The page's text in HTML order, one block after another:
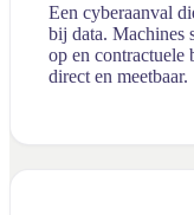
Woordenboek
Over ons Vacatures
NLESCA
Een cyberaanval
bij data. Machines
op en contractuele
direct en meetbaar.